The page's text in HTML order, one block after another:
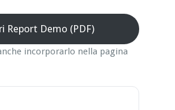
Report Demo (PDF)
incorporarlo nella pagina